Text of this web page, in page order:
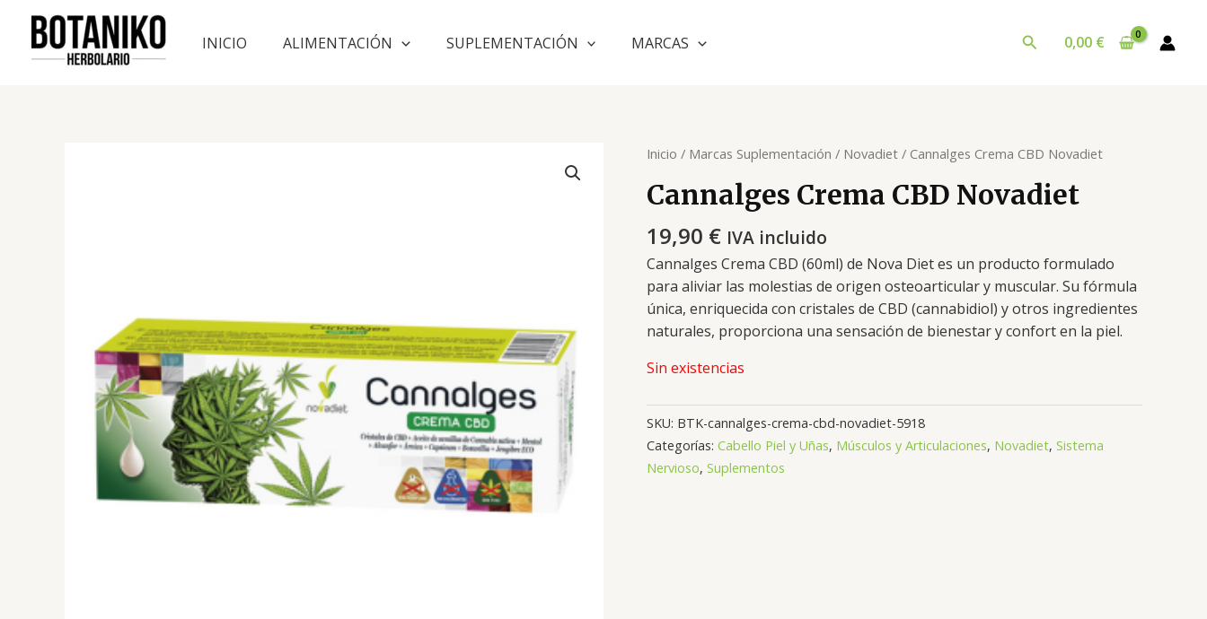
contenido
INICIO ALIMENTACIÓN SUPLEMENTACIÓN MARCAS Buscar0,00 €
Inicio / Marcas Suplementación / Novadiet / Cannalges Crema CBD Novadiet
Cannalges Crema CBD Novadiet
19,90 € IVA incluido
Cannalges Crema CBD (60ml) de Nova Diet es un producto formulado
para aliviar las molestias de origen osteoarticular y muscular. Su fórmula
única, enriquecida con cristales de CBD (cannabidiol) y otros ingredientes
naturales, proporciona una sensación de bienestar y confort en la piel.
Sin existencias
SKU: BTK-cannalges-crema-cbd-novadiet-5918
Categorías: Cabello Piel y Uñas, Músculos y Articulaciones, Novadiet, Sistema
Nervioso, Suplementos